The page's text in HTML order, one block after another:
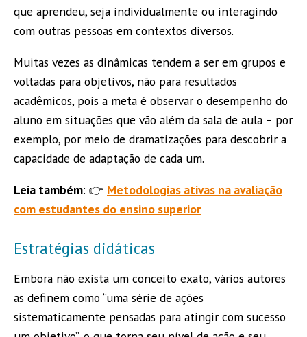
que aprendeu, seja individualmente ou interagindo
com outras pessoas em contextos diversos.
Muitas vezes as dinâmicas tendem a ser em grupos e
voltadas para objetivos, não para resultados
acadêmicos, pois a meta é observar o desempenho do
aluno em situações que vão além da sala de aula – por
exemplo, por meio de dramatizações para descobrir a
capacidade de adaptação de cada um.
Leia também: 👉 Metodologias ativas na avaliação
com estudantes do ensino superior
Estratégias didáticas
Embora não exista um conceito exato, vários autores
as definem como “uma série de ações
sistematicamente pensadas para atingir com sucesso